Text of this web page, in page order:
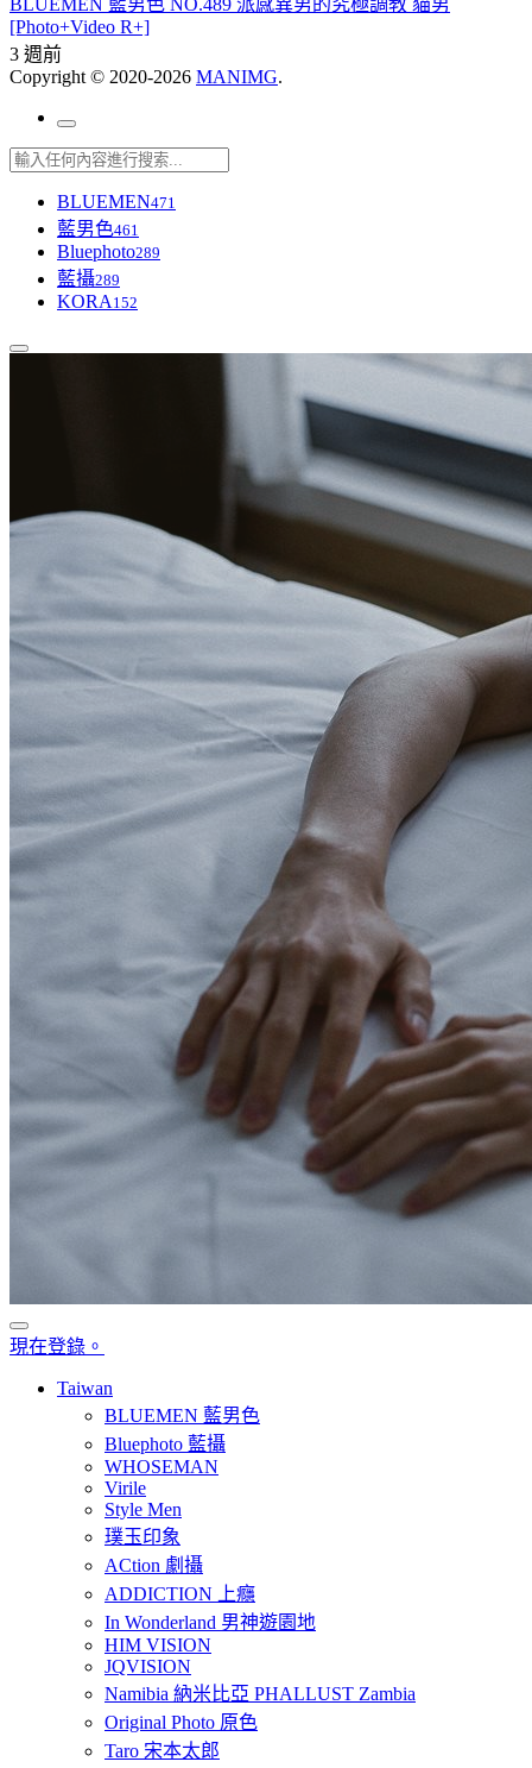
BLUEMEN 藍男色 NO.489 派感異男的究極調教 貓男
[Photo+Video R+]
3 週前
Copyright © 2020-2026 MANIMG.
BLUEMEN471
藍男色461
Bluephoto289
藍攝289
KORA 152
現在登錄。
Taiwan
BLUEMEN 藍男色
Bluephoto 藍攝
WHOSEMAN
Virile
Style Men
璞玉印象
ACtion 劇攝
ADDICTION 上癮
In Wonderland 男神遊園地
HIM VISION
JQVISION
Namibia 納米比亞 PHALLUST Zambia
Original Photo 原色
Taro 宋本太郎